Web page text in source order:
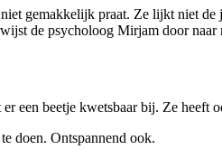
gemakkelijk praat. Ze lijkt niet
de psycholoog Mirjam door
een beetje kwetsbaar bij. Ze heeft
doen. Ontspannend ook.